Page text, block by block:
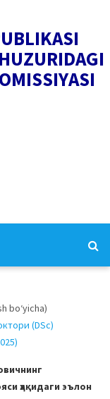
bo‘yicha)
(DSc)
ҳақидаги эълон